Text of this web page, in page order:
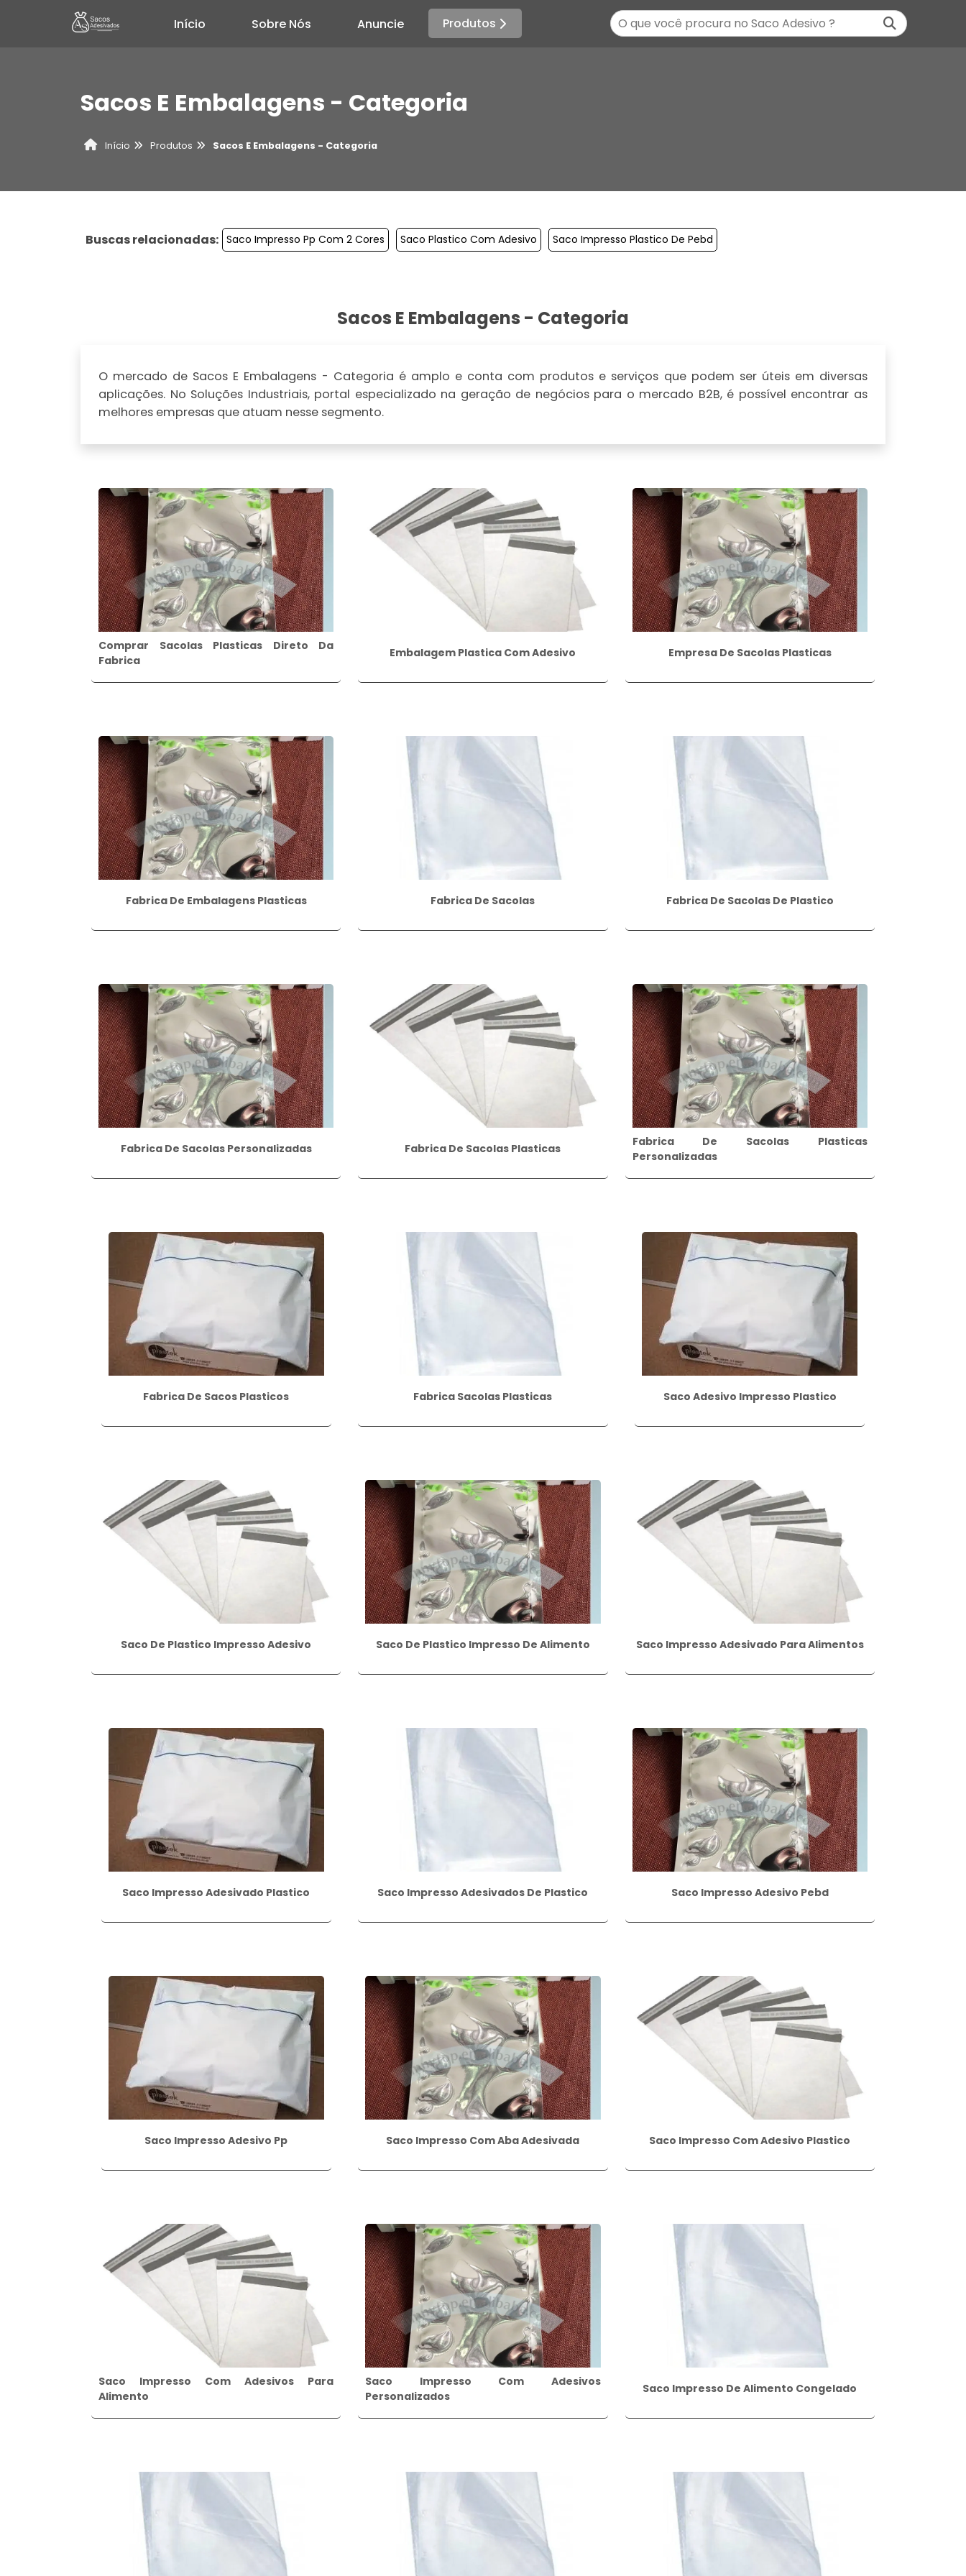
Início Sobre Nós Anuncie Produtos
Sacos E Embalagens - Categoria
Início Produtos Sacos E Embalagens - Categoria
Buscas relacionadas: Saco Impresso Pp Com 2 Cores Saco Plastico Com Adesivo Saco Impresso Plastico De Pebd
Sacos E Embalagens - Categoria
O mercado de Sacos E Embalagens - Categoria é amplo e conta com produtos e serviços que podem ser úteis em diversas
aplicações. No Soluções Industriais, portal especializado na geração de negócios para o mercado B2B, é possível encontrar as
melhores empresas que atuam nesse segmento.
Comprar Sacolas Plasticas Direto Da
Fabrica
Embalagem Plastica Com Adesivo Empresa De Sacolas Plasticas
Fabrica De Embalagens Plasticas Fabrica De Sacolas Fabrica De Sacolas De Plastico
Fabrica De Sacolas Personalizadas Fabrica De Sacolas Plasticas
Fabrica De Sacolas Plasticas
Personalizadas
Fabrica De Sacos Plasticos Fabrica Sacolas Plasticas Saco Adesivo Impresso Plastico
Saco De Plastico Impresso Adesivo Saco De Plastico Impresso De Alimento Saco Impresso Adesivado Para Alimentos
Saco Impresso Adesivado Plastico Saco Impresso Adesivados De Plastico Saco Impresso Adesivo Pebd
Saco Impresso Adesivo Pp Saco Impresso Com Aba Adesivada Saco Impresso Com Adesivo Plastico
Saco Impresso Com Adesivos Para
Alimento
Saco Impresso Com Adesivos
Personalizados
Saco Impresso De Alimento Congelado